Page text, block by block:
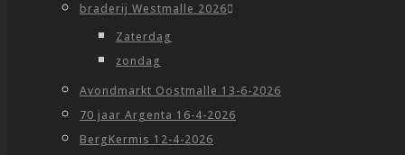
braderij Westmalle 2026
Zaterdag
zondag
Avondmarkt Oostmalle 13-6-2026
70 jaar Argenta 16-4-2026
BergKermis 12-4-2026